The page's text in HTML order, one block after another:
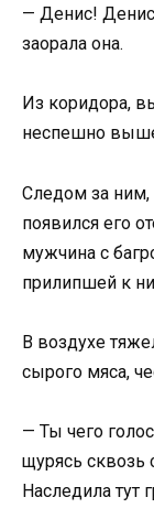
— Денис!
заорала она.
Из коридора,
неспешно
Следом за
появился его
мужчина с
прилипшей к
В воздухе
сырого мяса,
— Ты чего
щурясь сквозь
Наследила тут